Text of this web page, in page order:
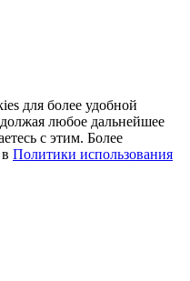
для более удобной
любое дальнейшее
с этим. Более
Политики использования